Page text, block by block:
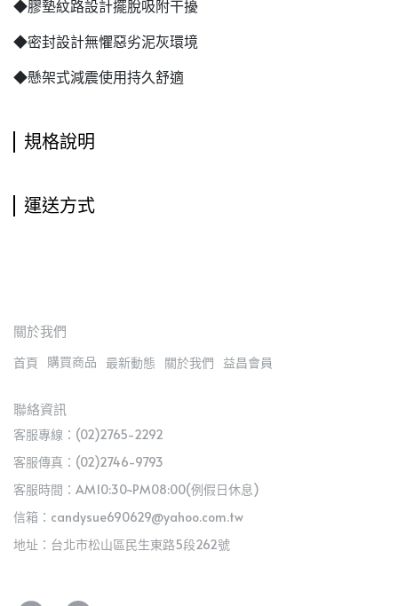
◆膠墊紋路設計擺脫吸附干擾
◆密封設計無懼惡劣泥灰環境
◆懸架式減震使用持久舒適
規格說明
運送方式
關於我們
首頁 購買商品 最新動態 關於我們 益昌會員
聯絡資訊
客服專線：(02)2765-2292
客服傳真：(02)2746-9793
客服時間：AM10:30~PM08:00(例假日休息)
信箱：candysue690629@yahoo.com.tw
地址：台北市松山區民生東路5段262號